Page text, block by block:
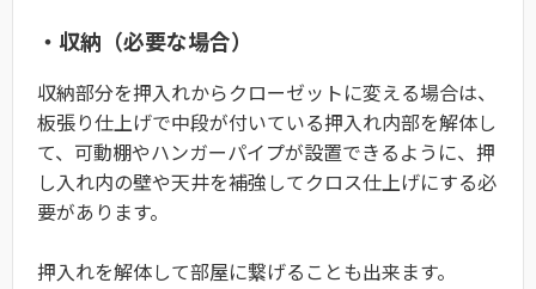
・収納（必要な場合）
収納部分を押入れからクローゼットに変える場合は、
板張り仕上げで中段が付いている押入れ内部を解体し
て、可動棚やハンガーパイプが設置できるように、押
し入れ内の壁や天井を補強してクロス仕上げにする必
要があります。
押入れを解体して部屋に繋げることも出来ます。